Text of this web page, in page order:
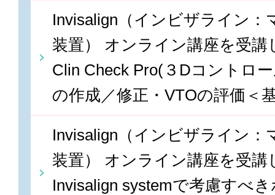
Invisalign（インビザライン：
装置） オンライン講座を受講
Clin Check Pro(３Dコントロ
の作成／修正・VTOの評価＜
Invisalign（インビザライン：
装置） オンライン講座を受講
Invisalign systemで考慮すべ